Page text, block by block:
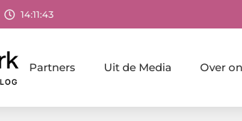
14:11:44
Partners Uit de Media Over